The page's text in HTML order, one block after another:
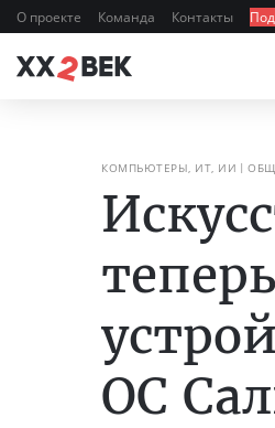
О проекте Команда Контакты
КОМПЬЮТЕРЫ, ИТ, ИИ
ОС